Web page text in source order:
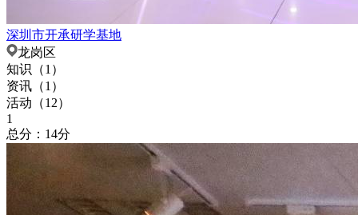
深圳市开承研学基地
龙岗区
知识（1 ）
资讯（1 ）
活动（12）
1
总分：14分